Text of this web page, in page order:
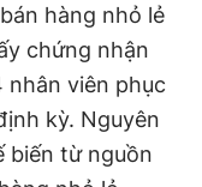
hàng nhỏ lẻ
chứng nhận
nhân viên phục
kỳ. Nguyên
biến từ nguồn